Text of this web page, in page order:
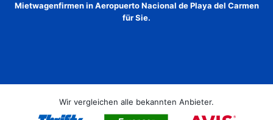
Mietwagenfirmen in Aeropuerto Nacional de Playa del Carmen
für Sie.
Wir vergleichen alle bekannten Anbieter.